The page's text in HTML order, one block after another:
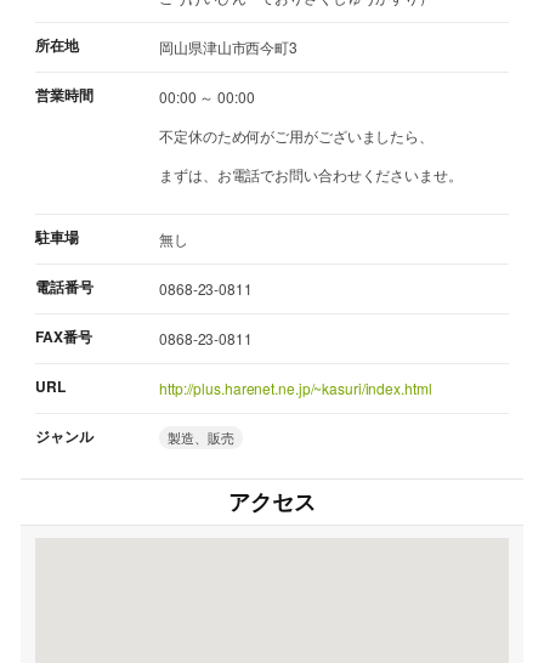
所在地 岡山県津山市西今町3
営業時間
00:00 ～ 00:00
不定休のため何がご用がございましたら、
まずは、お電話でお問い合わせくださいませ。
駐車場 無し
電話番号 0868-23-0811
FAX番号 0868-23-0811
URL http://plus.harenet.ne.jp/~kasuri/index.html
ジャンル 製造、販売
アクセス